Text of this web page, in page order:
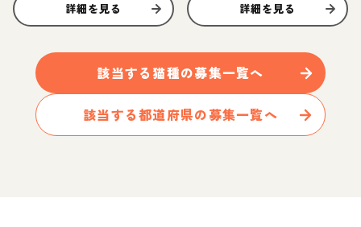
詳細を見る 詳細を見る
該当する 猫種の募集一覧へ
該当する都道府県の募集一覧へ